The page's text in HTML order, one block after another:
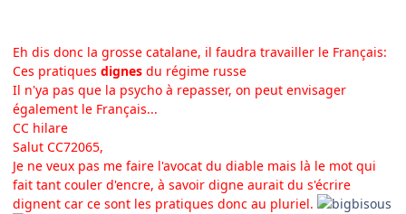
Eh dis donc la grosse catalane, il faudra travailler le Français:
Ces pratiques dignes du régime russe
Il n'ya pas que la psycho à repasser, on peut envisager
également le Français...
CC hilare
Salut CC72065,
Je ne veux pas me faire l'avocat du diable mais là le mot qui
fait tant couler d'encre, à savoir digne aurait du s'écrire
dignent car ce sont les pratiques donc au pluriel.